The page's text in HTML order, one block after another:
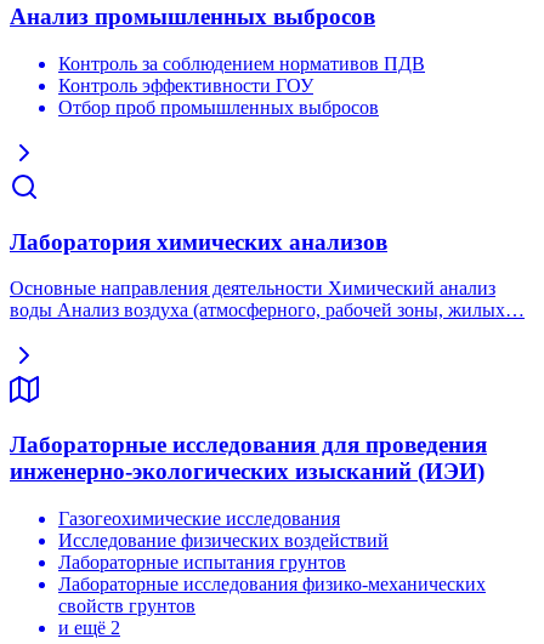
Анализ промышленных выбросов
Контроль за соблюдением нормативов ПДВ
Контроль эффективности ГОУ
Отбор проб промышленных выбросов
Лаборатория химических анализов
Основные направления деятельности Химический анализ
воды Анализ воздуха (атмосферного, рабочей зоны, жилых…
Лабораторные исследования для проведения
инженерно-экологических изысканий (ИЭИ)
Газогеохимические исследования
Исследование физических воздействий
Лабораторные испытания грунтов
Лабораторные исследования физико-механических
свойств грунтов
и ещё 2